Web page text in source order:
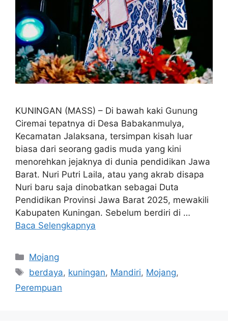
KUNINGAN (MASS) – Di bawah kaki Gunung
Ciremai tepatnya di Desa Babakanmulya,
Kecamatan Jalaksana, tersimpan kisah luar
biasa dari seorang gadis muda yang kini
menorehkan jejaknya di dunia pendidikan Jawa
Barat. Nuri Putri Laila, atau yang akrab disapa
Nuri baru saja dinobatkan sebagai Duta
Pendidikan Provinsi Jawa Barat 2025, mewakili
Kabupaten Kuningan. Sebelum berdiri di …
Baca Selengkapnya
Kategori
Mojang
Tag
berdaya, kuningan, Mandiri, Mojang,
Perempuan